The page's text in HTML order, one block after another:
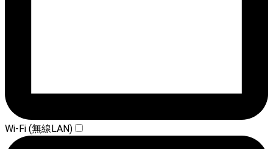
Wi-Fi (無線LAN)